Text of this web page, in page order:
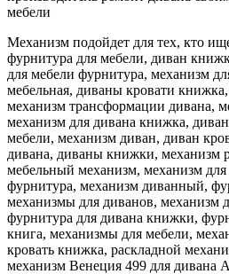
Механизм подойдет для тех, кто
фурнитура для мебели, диван
для мебели фурнитура, механизм
мебельная, диваны кровати
механизм трансформации дивана,
механизм для дивана книжка,
мебели, механизм диван, диван
дивана, диваны книжки, механизм
мебельный механизм, механизм для
фурнитура, механизм диванный,
механизмы для диванов, механизм
фурнитура для дивана книжки,
книга, механизмы для мебели,
кровать книжка, раскладной
механизм Венеция 499 для дивана